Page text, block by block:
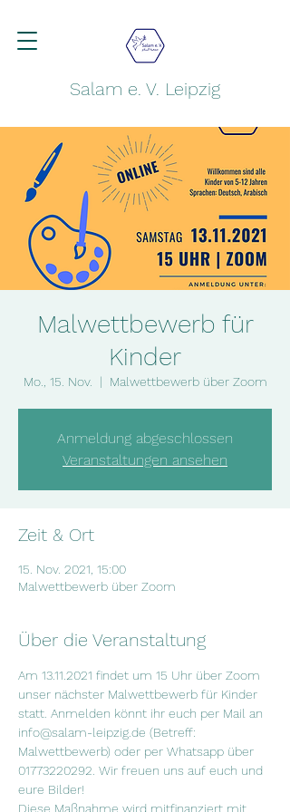
Salam e. V. Leipzig
Malwettbewerb für
Kinder
Mo., 15. Nov.
  |
Malwettbewerb über Zoom
Anmeldung abgeschlossen
Veranstaltungen ansehen
Zeit & Ort
15. Nov. 2021, 15:00
Malwettbewerb über Zoom
Über die Veranstaltung
Am 13.11.2021 findet um 15 Uhr über Zoom
unser nächster Malwettbewerb für Kinder
statt. Anmelden könnt ihr euch per Mail an
info@salam-leipzig.de (Betreff:
Malwettbewerb) oder per Whatsapp über
01773220292. Wir freuen uns auf euch und
eure Bilder!
Diese Maßnahme wird mitfinanziert mit